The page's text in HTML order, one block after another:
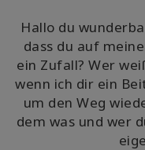
Hallo du
dass du auf
ein Zufall? Wer
wenn ich dir ein
um den Weg
dem was und wer